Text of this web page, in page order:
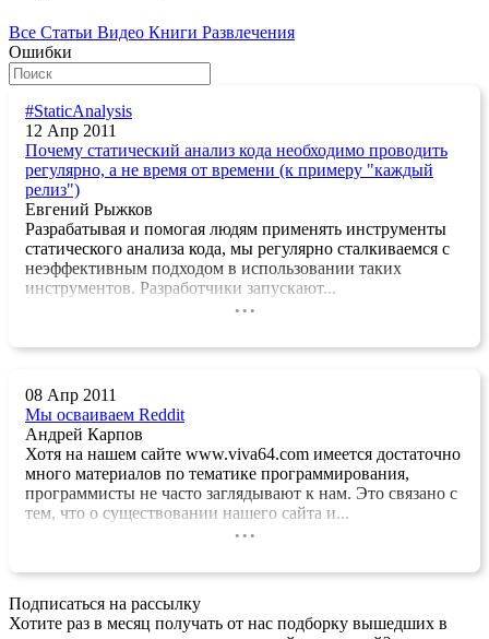
Все Статьи Видео Книги Развлечения
Ошибки
#StaticAnalysis
12 Апр 2011
Почему статический анализ кода необходимо проводить
регулярно, а не время от времени (к примеру "каждый
релиз")
Евгений Рыжков
Разрабатывая и помогая людям применять инструменты
статического анализа кода, мы регулярно сталкиваемся с
неэффективным подходом в использовании таких
инструментов. Разработчики запускают...
...
08 Апр 2011
Мы осваиваем Reddit
Андрей Карпов
Хотя на нашем сайте www.viva64.com имеется достаточно
много материалов по тематике программирования,
программисты не часто заглядывают к нам. Это связано с
тем, что о существовании нашего сайта и...
...
Подписаться на рассылку
Хотите раз в месяц получать от нас подборку вышедших в